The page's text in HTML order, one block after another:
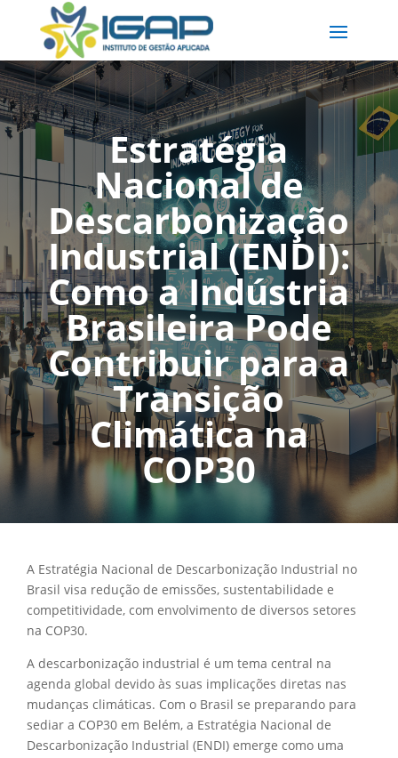
Estratégia
Nacional de
Descarbonização
Industrial (ENDI):
Como a Indústria
Brasileira Pode
Contribuir para a
Transição
Climática na
COP30
A Estratégia Nacional de Descarbonização Industrial no
Brasil visa redução de emissões, sustentabilidade e
competitividade, com envolvimento de diversos setores
na COP30.
A descarbonização industrial é um tema central na
agenda global devido às suas implicações diretas nas
mudanças climáticas. Com o Brasil se preparando para
sediar a COP30 em Belém, a Estratégia Nacional de
Descarbonização Industrial (ENDI) emerge como uma